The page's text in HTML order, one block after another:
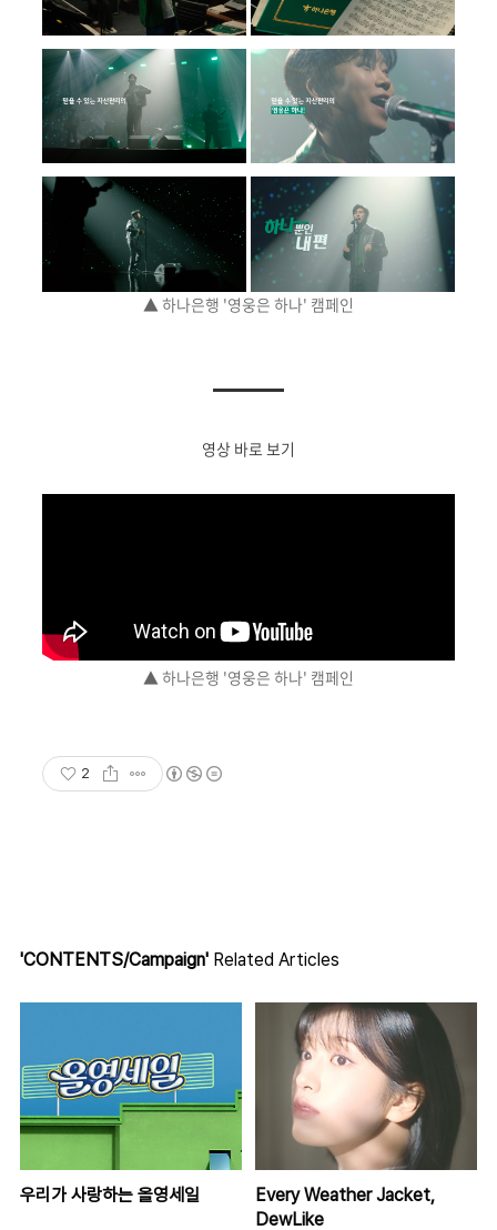
▲ 하나은행 '영웅은 하나' 캠페인
영상 바로 보기
▲ 하나은행 '영웅은 하나' 캠페인
2
'CONTENTS/Campaign' Related Articles
우리가 사랑하는 올영세일
Every Weather Jacket,
DewLike